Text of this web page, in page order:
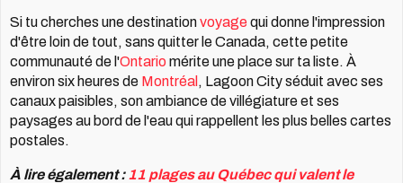
Si tu cherches une destinationvoyagequi donne l'impression
d'être loin de tout, sans quitter le Canada, cette petite
communauté de l'Ontario mérite une place sur ta liste. À
environ six heures de Montréal , Lagoon City séduit avec ses
canaux paisibles, son ambiance de villégiature et ses
paysages au bord de l'eau qui rappellent les plus belles cartes
postales.
À lire également : 11 plages au Québec qui valent le